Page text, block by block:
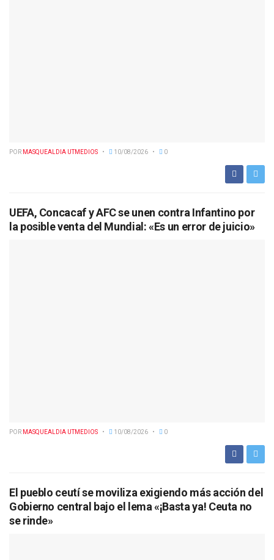
POR MASQUEALDIA UTMEDIOS 10/08/2026 0
UEFA, Concacaf y AFC se unen contra Infantino por
la posible venta del Mundial: «Es un error de juicio»
POR MASQUEALDIA UTMEDIOS 10/08/2026 0
El pueblo ceutí se moviliza exigiendo más acción del
Gobierno central bajo el lema «¡Basta ya! Ceuta no
se rinde»